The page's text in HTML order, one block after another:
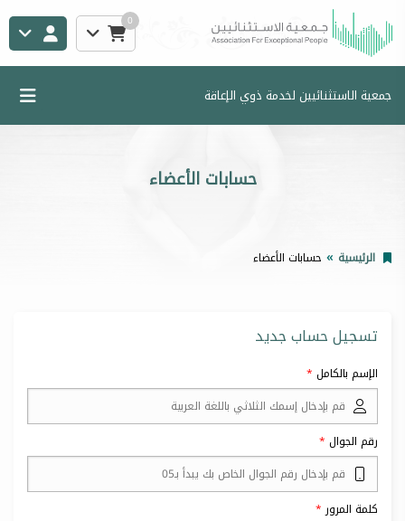
0
جمعية الاستثنائيين لخدمة ذوي الإعاقة
حسابات الأعضاء
الرئيسية حسابات الأعضاء
تسجيل حساب جديد
الإسم بالكامل
رقم الجوال
كلمة المرور